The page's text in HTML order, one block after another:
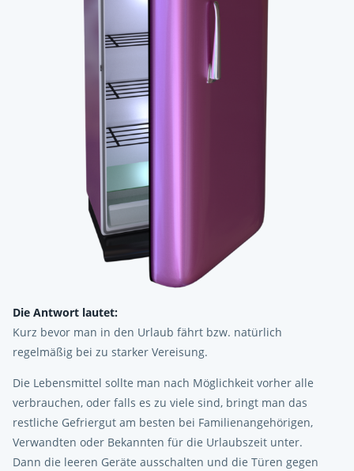
Die Antwort lautet:
Kurz bevor man in den Urlaub fährt bzw. natürlich
regelmäßig bei zu starker Vereisung.
Die Lebensmittel sollte man nach Möglichkeit vorher alle
verbrauchen, oder falls es zu viele sind, bringt man das
restliche Gefriergut am besten bei Familienangehörigen,
Verwandten oder Bekannten für die Urlaubszeit unter.
Dann die leeren Geräte ausschalten und die Türen gegen